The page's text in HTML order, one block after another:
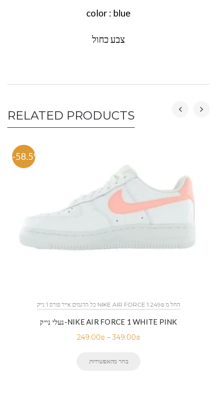
color : blue
צבע כחול
RELATED PRODUCTS
-58.5%
כל הדגמים אייר פורס 1 נייק NIKE AIR FORCE 1 החל מ 249₪
נעלי נייק-NIKE AIR FORCE 1 WHITE PINK
249.00₪ – 349.00₪
בחר מהאפשרויות